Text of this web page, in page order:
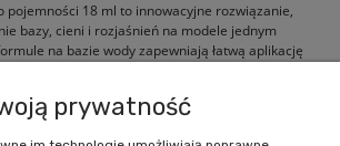
pojemności 18 ml to innowacyjne rozwiązanie,
bazy, cieni i rozjaśnień na modele jednym
na bazie wody zapewniają łatwą aplikację
prywatność